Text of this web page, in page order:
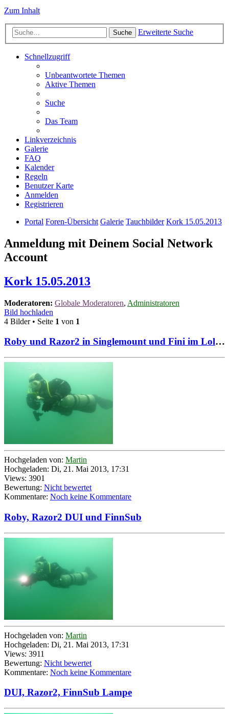
Zum Inhalt
Suche Erweiterte Suche
Schnellzugriff
Unbeantwortete Themen
Aktive Themen
Suche
Das Team
Linkverzeichnis
Galerie
FAQ
Kalender
Regeln
Benutzer Karte
Anmelden
Registrieren
Portal Foren-Übersicht Galerie Tauchbilder Kork 15.05.2013
Anmeldung mit Deinem Social Network
Account
Kork 15.05.2013
Moderatoren: Globale Moderatoren, Administratoren
Bild hochladen
4 Bilder • Seite 1 von 1
Roby und Razor2 in Singlemount und Fini im Lolipop Style
Hochgeladen von: Martin
Hochgeladen: Di, 21. Mai 2013, 17:31
Views: 3901
Bewertung: Nicht bewertet
Kommentare: Noch keine Kommentare
Roby, Razor2 DUI und FinnSub
Hochgeladen von: Martin
Hochgeladen: Di, 21. Mai 2013, 17:31
Views: 3911
Bewertung: Nicht bewertet
Kommentare: Noch keine Kommentare
DUI, Razor2, FinnSub Lampe